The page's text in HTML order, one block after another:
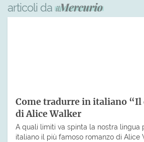
articoli da
Come tradurre in italiano “Il
di Alice Walker
A quali limiti va spinta la nostra lingua
italiano il più famoso romanzo di Alice